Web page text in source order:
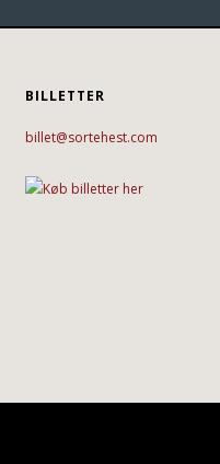
BILLETTER
billet@sortehest.com